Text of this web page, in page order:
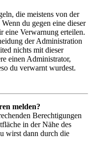
die meistens von der
du gegen eine dieser
eine Verwarnung erteilen.
der Administration
nichts mit dieser
einen Administrator,
du verwarnt wurdest.
melden?
Berechtigungen
in der Nähe des
wirst dann durch die